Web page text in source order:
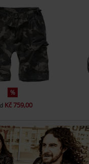
%
Kč 759,00